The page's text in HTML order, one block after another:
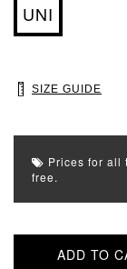
UNI
SIZE GUIDE
Prices for all
free.
ADD TO